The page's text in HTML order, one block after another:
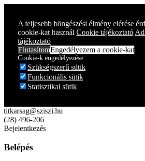
A teljesebb böngészési élmény elérése
cookie-kat használ Cookie tájékoztató
tájékoztató
ElutasítomEngedélyezem a cookie-kat
Cookie-k engedélyezése:
Szükségszerű sütik
Funkcionális sütik
Statisztikai sütik
titkarsag@sziszi.hu
(28) 496-206
Bejelentkezés
Belépés